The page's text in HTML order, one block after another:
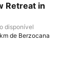
favoritos
Retreat in
disponível
de Berzocana